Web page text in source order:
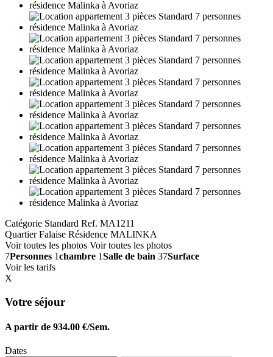
Catégorie Standard Ref. MA1211
Quartier Falaise Résidence MALINKA
Voir toutes les photos Voir toutes les photos
7Personnes 1chambre 1Salle de bain 37Surface
Voir les tarifs
X
Votre séjour
A partir de 934.00 €/Sem.
Dates